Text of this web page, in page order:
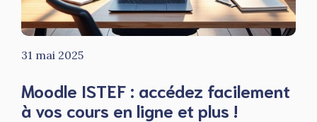
31 mai 2025
Moodle ISTEF : accédez facilement
à vos cours en ligne et plus !